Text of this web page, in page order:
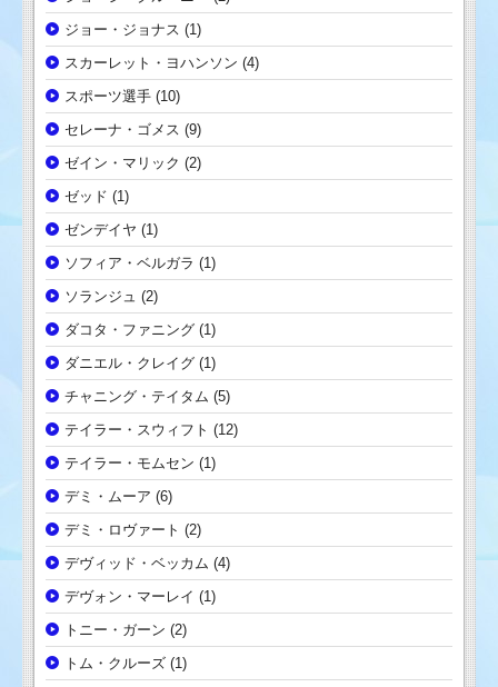
ジョー・ジョナス (1)
スカーレット・ヨハンソン (4)
スポーツ選手 (10)
セレーナ・ゴメス (9)
ゼイン・マリック (2)
ゼッド (1)
ゼンデイヤ (1)
ソフィア・ベルガラ (1)
ソランジュ (2)
ダコタ・ファニング (1)
ダニエル・クレイグ (1)
チャニング・テイタム (5)
テイラー・スウィフト (12)
テイラー・モムセン (1)
デミ・ムーア (6)
デミ・ロヴァート (2)
デヴィッド・ベッカム (4)
デヴォン・マーレイ (1)
トニー・ガーン (2)
トム・クルーズ (1)